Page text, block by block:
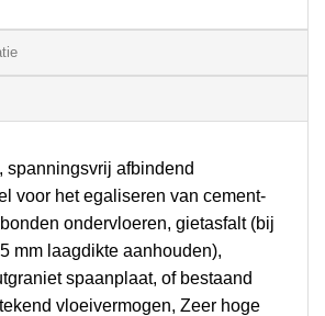
spanningsvrij afbindend
voor het egaliseren van cement-
ondervloeren, gietasfalt (bij
mm laagdikte aanhouden),
spaanplaat, of bestaand
vloeivermogen, Zeer hoge